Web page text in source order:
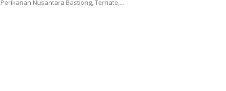
Perikanan Nusantara Bastiong, Ternate,...